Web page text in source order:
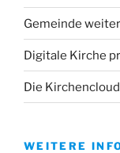
Gemeinde
Digitale Kirche
Die
WEITERE